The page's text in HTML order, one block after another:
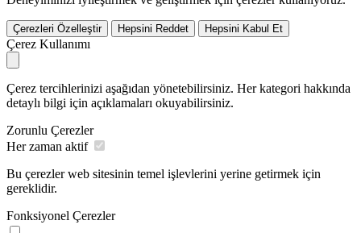
Çerezleri Özelleştir Hepsini Reddet Hepsini Kabul Et
Çerez Kullanımı
Çerez tercihlerinizi aşağıdan yönetebilirsiniz. Her kategori hakkında
detaylı bilgi için açıklamaları okuyabilirsiniz.
Zorunlu Çerezler
Her zaman aktif
Bu çerezler web sitesinin temel işlevlerini yerine getirmek için
gereklidir.
Fonksiyonel Çerezler